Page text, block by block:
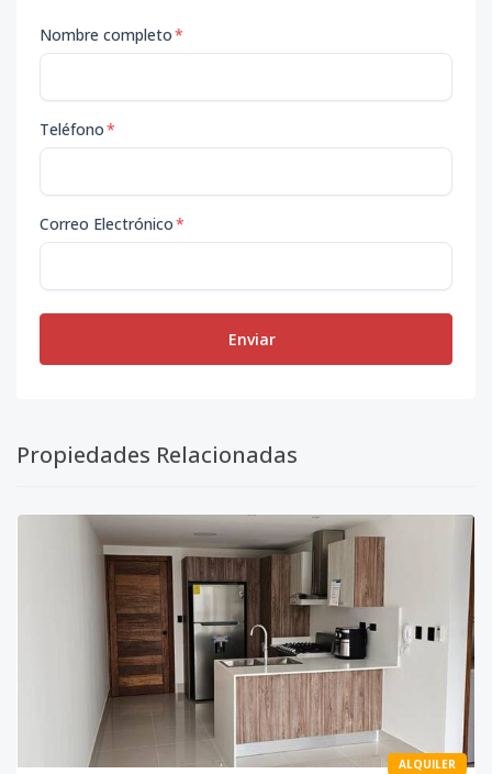
Nombre completo*
Teléfono*
Correo Electrónico*
Enviar
Propiedades Relacionadas
ALQUILER